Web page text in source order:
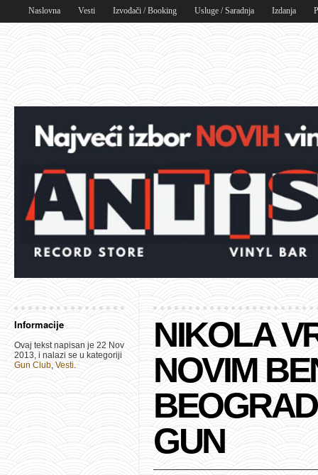
Naslovna Vesti Izvođači / Booking Usluge / Saradnja Izdanja
Informacije
Ovaj tekst napisan je 22 Nov
2013, i nalazi se u kategoriji
Gun Club, Vesti.
NIKOLA
NOVIM
GUN